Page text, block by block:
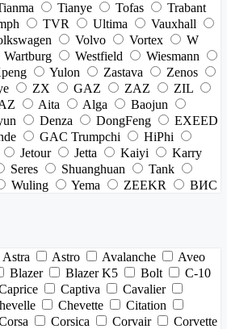
Tianye Tofas
Trabant
TVR Ultima
Vauxhall
Volvo Vortex
W
Wartburg Westfield
Wiesmann
Yulon Zastava
Zenos
ZX GAZ ZAZ
ZIL
Aita Alga
Baojun
Denza DongFeng
EXEED
GAC Trumpchi
HiPhi
Jetour Jetta Kaiyi
Karry
Seres Shuanghuan
Tank
Wuling Yema ZEEKR
ВИС
Astra Astro Avalanche
Aveo
Blazer Blazer K5 Bolt
C-10
Captiva
Cavalier
Chevette
Citation
Corsica Corvair
Corvette